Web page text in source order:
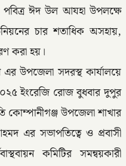
পবিত্র ঈদ উল আযহা উপলক্ষে
চার শতাধিক অসহায়,
করা হয়।
উপজেলা সদরস্থ কার্যালয়ে
ইংরেজি রোজ বুধবার দুপুর
কোম্পানীগঞ্জ উপজেলা শাখার
এর সভাপতিত্বে ও প্রবাসী
কমিটির সমন্বয়কারী